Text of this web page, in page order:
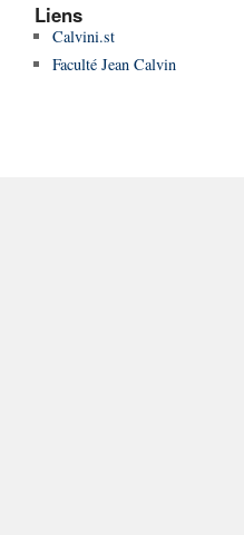
Liens
Calvini.st
Faculté Jean Calvin